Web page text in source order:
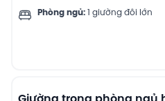
Phòng ngủ: 1 giường đôi lớn